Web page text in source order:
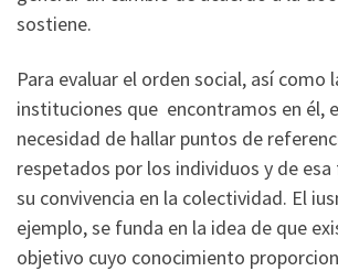
sostiene.
Para evaluar el orden social, así como
instituciones que encontramos en él,
necesidad de hallar puntos de
respetados por los individuos y de
su convivencia en la colectividad. El
ejemplo, se funda en la idea de que
objetivo cuyo conocimiento